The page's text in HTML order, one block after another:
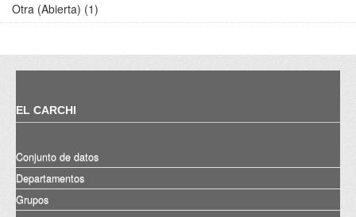
Otra (Abierta) (1)
EL CARCHI
Conjunto de datos
Departamentos
Grupos